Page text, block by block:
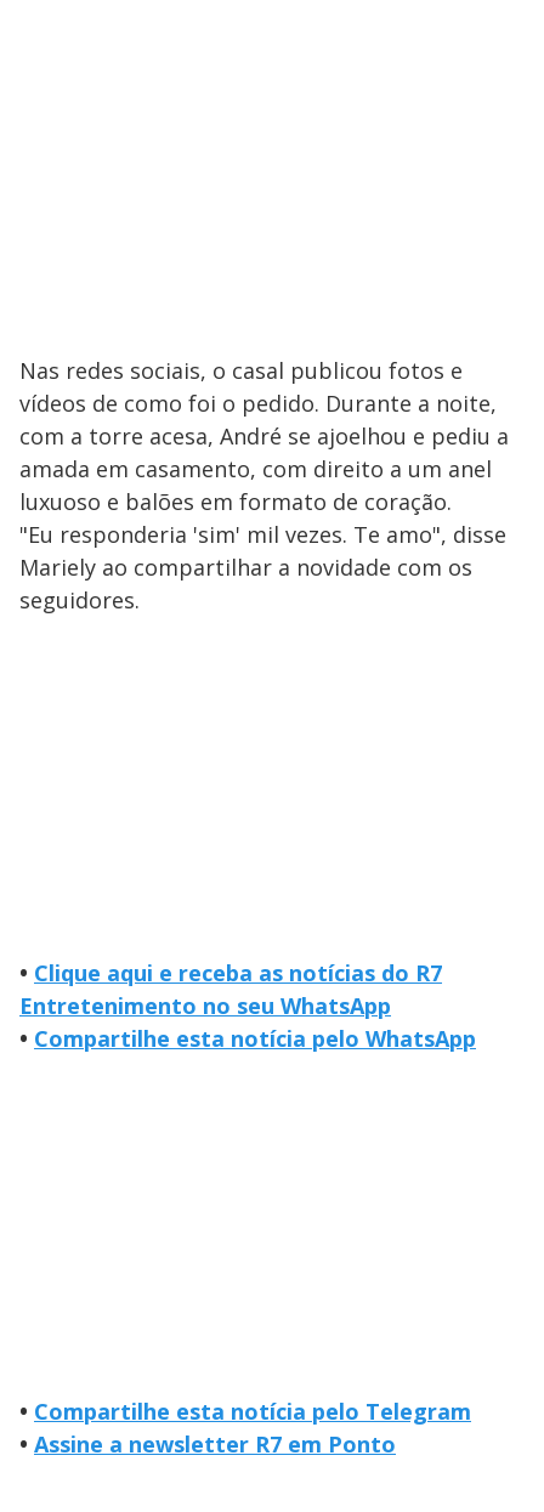
Nas redes sociais, o casal publicou fotos e
vídeos de como foi o pedido. Durante a noite,
com a torre acesa, André se ajoelhou e pediu a
amada em casamento, com direito a um anel
luxuoso e balões em formato de coração.
"Eu responderia 'sim' mil vezes. Te amo", disse
Mariely ao compartilhar a novidade com os
seguidores.
• Clique aqui e receba as notícias do R7
Entretenimento no seu WhatsApp
• Compartilhe esta notícia pelo WhatsApp
• Compartilhe esta notícia pelo Telegram
• Assine a newsletter R7 em Ponto